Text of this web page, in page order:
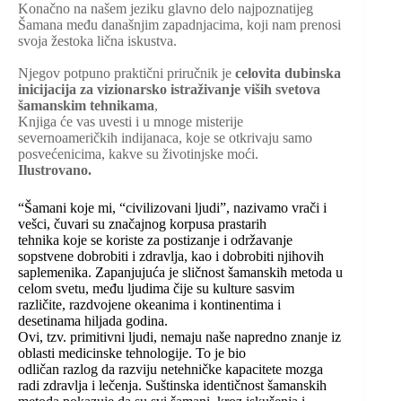
Konačno na našem jeziku glavno delo najpoznatijeg
Šamana među današnjim zapadnjacima, koji nam prenosi
svoja žestoka lična iskustva.
Njegov potpuno praktični priručnik je celovita dubinska
inicijacija za vizionarsko istraživanje viših svetova
šamanskim tehnikama,
Knjiga će vas uvesti i u mnoge misterije
severnoameričkih indijanaca, koje se otkrivaju samo
posvećenicima, kakve su životinjske moći.
Ilustrovano.
“Šamani koje mi, “civilizovani ljudi”, nazivamo vrači i
vešci, čuvari su značajnog korpusa prastarih
tehnika koje se koriste za postizanje i održavanje
sopstvene dobrobiti i zdravlja, kao i dobrobiti njihovih
saplemenika. Zapanjujuća je sličnost šamanskih metoda u
celom svetu, među ljudima čije su kulture sasvim
različite, razdvojene okeanima i kontinentima i
desetinama hiljada godina.
Ovi, tzv. primitivni ljudi, nemaju naše napredno znanje iz
oblasti medicinske tehnologije. To je bio
odličan razlog da razviju netehničke kapacitete mozga
radi zdravlja i lečenja. Suštinska identičnost šamanskih